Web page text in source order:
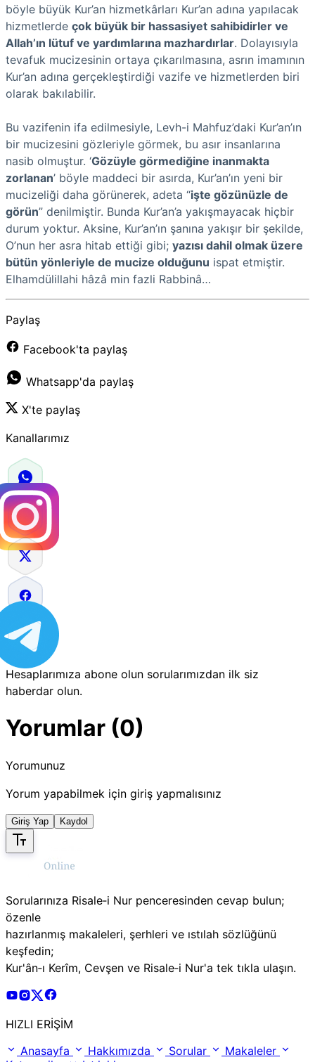
böyle büyük Kur’an hizmetkârları Kur’an adına yapılacak
hizmetlerde çok büyük bir hassasiyet sahibidirler ve
Allah’ın lütuf ve yardımlarına mazhardırlar. Dolayısıyla
tevafuk mucizesinin ortaya çıkarılmasına, asrın imamının
Kur’an adına gerçekleştirdiği vazife ve hizmetlerden biri
olarak bakılabilir.
Bu vazifenin ifa edilmesiyle, Levh-i Mahfuz’daki Kur’an’ın
bir mucizesini gözleriyle görmek, bu asır insanlarına
nasib olmuştur. ‘Gözüyle görmediğine inanmakta
zorlanan’ böyle maddeci bir asırda, Kur’an’ın yeni bir
mucizeliği daha görünerek, adeta “işte gözünüzle de
görün” denilmiştir. Bunda Kur’an’a yakışmayacak hiçbir
durum yoktur. Aksine, Kur’an’ın şanına yakışır bir şekilde,
O’nun her asra hitab ettiği gibi; yazısı dahil olmak üzere
bütün yönleriyle de mucize olduğunu ispat etmiştir.
Elhamdülillahi hâzâ min fazli Rabbinâ…
Paylaş
Facebook'ta paylaş
Whatsapp'da paylaş
X'te paylaş
Kanallarımız
Hesaplarımıza abone olun sorularımızdan ilk siz
haberdar olun.
Yorumlar (0)
Yorumunuz
Yorum yapabilmek için giriş yapmalısınız
Giriş Yap Kaydol
Sorularınıza Risale‑i Nur penceresinden cevap bulun;
özenle
hazırlanmış makaleleri, şerhleri ve ıstılah sözlüğünü
keşfedin;
Kur'ân‑ı Kerîm, Cevşen ve Risale‑i Nur'a tek tıkla ulaşın.
Risale Online Youtube Hesabı
Risale Online Instagram Hesabı
Risale Online X Hesabı
HIZLI ERİŞİM
Anasayfa
Hakkımızda Sorular
Makaleler